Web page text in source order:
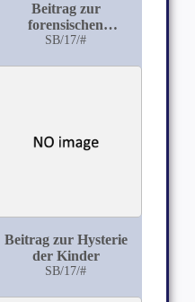
Beitrag zur
forensischen
Beurteilung des
SB/17/#
Beitrag zur Hysterie
der Kinder
SB/17/#